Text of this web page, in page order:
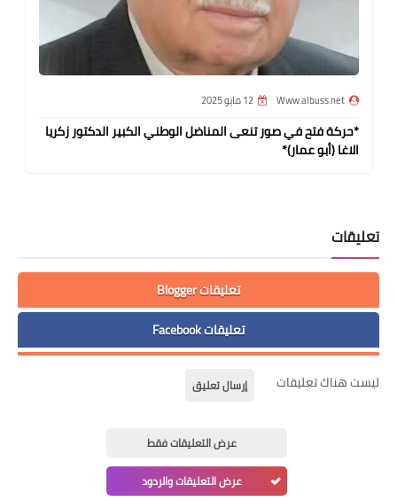
Www.albuss.net 12 مايو 2025
*حركة فتح في صور تنعى المناضل الوطني الكبير الدكتور زكريا
الاغا (أبو عمار)*
تعليقات
تعليقات Blogger
تعليقات Facebook
ليست هناك تعليقات إرسال تعليق
عرض التعليقات فقط
عرض التعليقات والردود